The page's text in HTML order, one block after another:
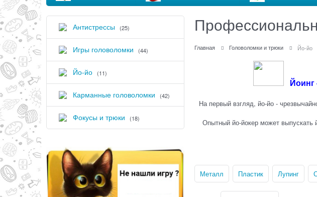
Антистрессы (25)
Игры головоломки (44)
Йо-йо (11)
Карманные головоломки (42)
Фокусы и трюки (18)
Главная Головоломки и трюки Йо-йо
Йоинг
На первый взгляд, йо-йо -
Опытный йо-йокер может выпускать
Металл Пластик Лупинг